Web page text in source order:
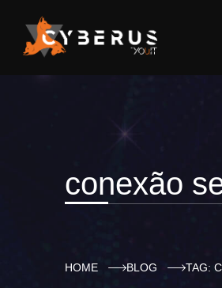
conexão
HOME BLOG TAG: